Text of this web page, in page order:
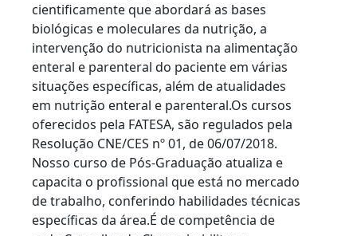
cientificamente que abordará as bases
biológicas e moleculares da nutrição, a
intervenção do nutricionista na alimentação
enteral e parenteral do paciente em várias
situações específicas, além de atualidades
em nutrição enteral e parenteral.Os cursos
oferecidos pela FATESA, são regulados pela
Resolução CNE/CES nº 01, de 06/07/2018.
Nosso curso de Pós-Graduação atualiza e
capacita o profissional que está no mercado
de trabalho, conferindo habilidades técnicas
específicas da área.É de competência de